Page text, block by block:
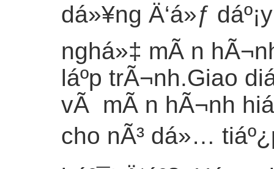
dá»¥ng Ä‘á»ƒ
nghá»‡ mÃ n
láº­p trÃ¬nh.Giao
vÃ mÃ n hÃ¬nh
cho nÃ³ dá»…